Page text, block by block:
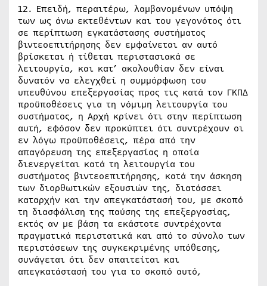
12. Επειδή, περαιτέρω, λαμβανομένων υπόψη
των ως άνω εκτεθέντων και του γεγονότος ότι
σε περίπτωση εγκατάστασης συστήματος
βιντεοεπιτήρησης δεν εμφαίνεται αν αυτό
βρίσκεται ή τίθεται περιστασιακά σε
λειτουργία, και κατ’ ακολουθίαν δεν είναι
δυνατόν να ελεγχθεί η συμμόρφωση του
υπευθύνου επεξεργασίας προς τις κατά τον ΓΚΠΔ
προϋποθέσεις για τη νόμιμη λειτουργία του
συστήματος, η Αρχή κρίνει ότι στην περίπτωση
αυτή, εφόσον δεν προκύπτει ότι συντρέχουν οι
εν λόγω προϋποθέσεις, πέρα από την
απαγόρευση της επεξεργασίας η οποία
διενεργείται κατά τη λειτουργία του
συστήματος βιντεοεπιτήρησης, κατά την άσκηση
των διορθωτικών εξουσιών της, διατάσσει
καταρχήν και την απεγκατάστασή του, με σκοπό
τη διασφάλιση της παύσης της επεξεργασίας,
εκτός αν με βάση τα εκάστοτε συντρέχοντα
πραγματικά περιστατικά και από το σύνολο των
περιστάσεων της συγκεκριμένης υπόθεσης,
συνάγεται ότι δεν απαιτείται και
απεγκατάστασή του για το σκοπό αυτό,